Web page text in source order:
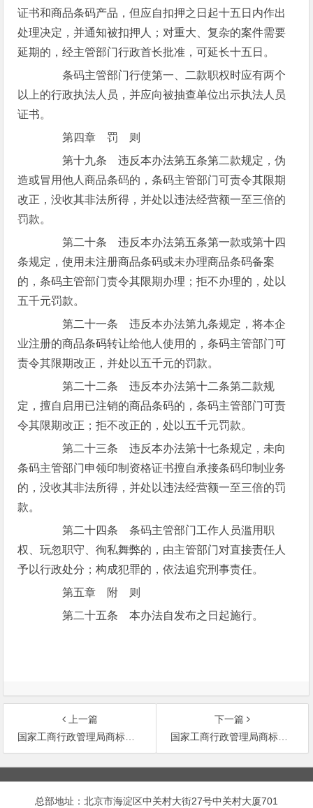
证书和商品条码产品，但应自扣押之日起十五日内作出
处理决定，并通知被扣押人；对重大、复杂的案件需要
延期的，经主管部门行政首长批准，可延长十五日。
条码主管部门行使第一、二款职权时应有两个
以上的行政执法人员，并应向被抽查单位出示执法人员
证书。
第四章 罚 则
第十九条 违反本办法第五条第二款规定，伪
造或冒用他人商品条码的，条码主管部门可责令其限期
改正，没收其非法所得，并处以违法经营额一至三倍的
罚款。
第二十条 违反本办法第五条第一款或第十四
条规定，使用未注册商品条码或未办理商品条码备案
的，条码主管部门责令其限期办理；拒不办理的，处以
五千元罚款。
第二十一条 违反本办法第九条规定，将本企
业注册的商品条码转让给他人使用的，条码主管部门可
责令其限期改正，并处以五千元的罚款。
第二十二条 违反本办法第十二条第二款规
定，擅自启用已注销的商品条码的，条码主管部门可责
令其限期改正；拒不改正的，处以五千元罚款。
第二十三条 违反本办法第十七条规定，未向
条码主管部门申领印制资格证书擅自承接条码印制业务
的，没收其非法所得，并处以违法经营额一至三倍的罚
款。
第二十四条 条码主管部门工作人员滥用职
权、玩忽职守、徇私舞弊的，由主管部门对直接责任人
予以行政处分；构成犯罪的，依法追究刑事责任。
第五章 附 则
第二十五条 本办法自发布之日起施行。
上一篇
国家工商行政管理局商标局对执行《关于调整商标业务收费项目及标准的通知》中若干问题的意见
下一篇
国家工商行政管理局商标局关于商标标识含义问题的复函
文
章
总部地址：北京市海淀区中关村大街27号中关村大厦701